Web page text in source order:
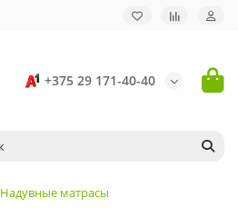
+375 29 171-40-40
Надувные матрасы